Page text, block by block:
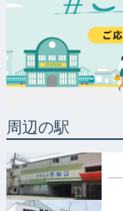
周辺の駅